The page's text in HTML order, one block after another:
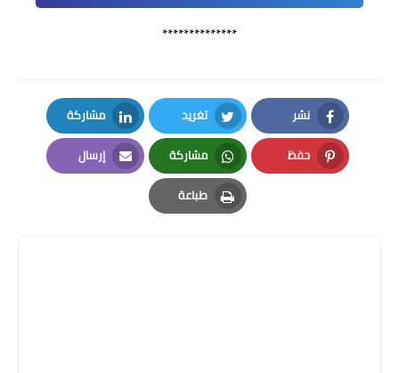
**************
نشر
Facebook
تغريد
Twitter
مشاركة
LinkedIn
حفظ
Pinterest
مشاركة
Whatsapp
إرسال
Email
طباعة
Print